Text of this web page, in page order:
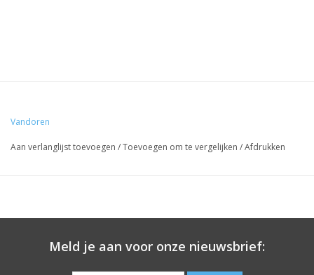
Vandoren
Aan verlanglijst toevoegen /Toevoegen om te vergelijken /Afdrukken
Meld je aan voor onze nieuwsbrief: